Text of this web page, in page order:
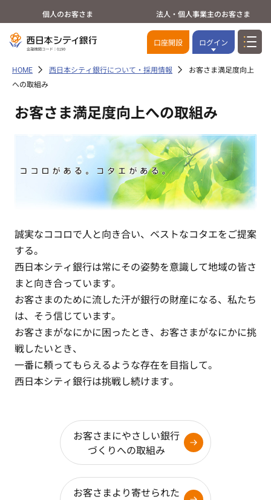
個人のお客さま 法人・個人事業主のお客さま
口座開設 ログイン
HOME 西日本シティ銀行について・採用情報
お客さま満足度向上
への取組み
お客さま満足度向上への取組み
誠実なココロで人と向き合い、ベストなコタエをご提案
する。
西日本シティ銀行は常にその姿勢を意識して地域の皆さ
まと向き合っています。
お客さまのために流した汗が銀行の財産になる、私たち
は、そう信じています。
お客さまがなにかに困ったとき、お客さまがなにかに挑
戦したいとき、
一番に頼ってもらえるような存在を目指して。
西日本シティ銀行は挑戦し続けます。
お客さまにやさしい銀行
づくりへの取組み
お客さまより寄せられた